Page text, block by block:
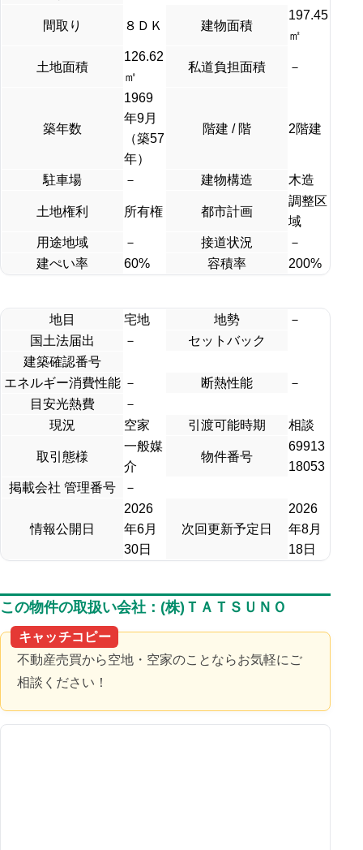
間取り ８ＤＫ 建物面積
197.45
㎡
土地面積
126.62
㎡
私道負担面積 －
築年数
1969
年9月
（築57
年）
階建 / 階 2階建
駐車場 － 建物構造 木造
土地権利 所有権 都市計画
調整区
域
用途地域
－ 接道状況
－
建ぺい率
60% 容積率 200%
地目 宅地 地勢
－
国土法届出
－
セットバック
建築確認番号
エネルギー消費性能 － 断熱性能
－
目安光熱費
－
現況
空家 引渡可能時期 相談
取引態様
一般媒
介
物件番号
69913
18053
掲載会社 管理番号
－
情報公開日
2026
年6月
30日
次回更新予定日
2026
年8月
18日
この物件の取扱い会社：(株)ＴＡＴＳＵＮＯ
キャッチコピー
不動産売買から空地・空家のことならお気軽にご
相談ください！